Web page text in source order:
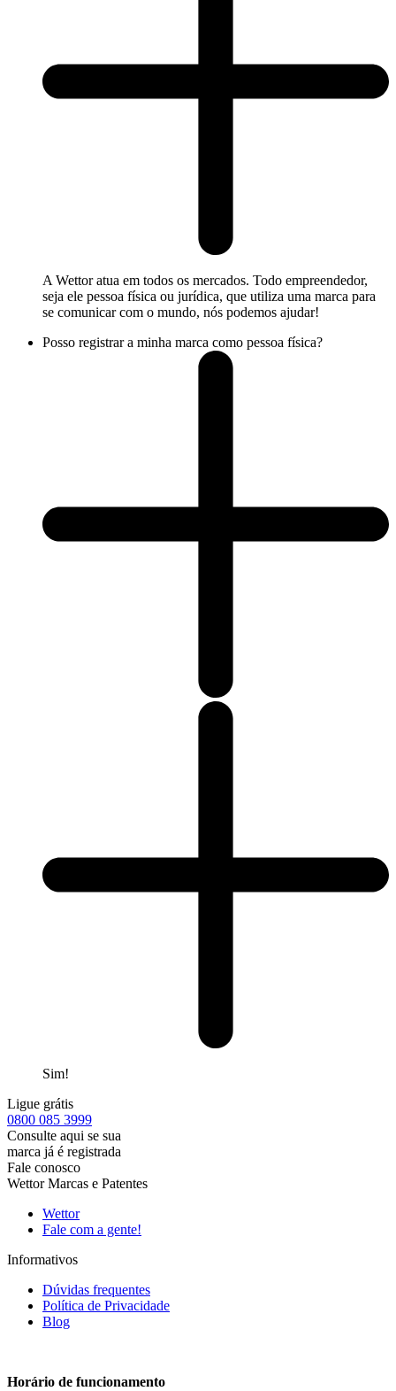
A Wettor atua em todos os mercados. Todo empreendedor,
seja ele pessoa física ou jurídica, que utiliza uma marca para
se comunicar com o mundo, nós podemos ajudar!
Posso registrar a minha marca como pessoa física?
Sim!
Ligue grátis
0800 085 3999
Consulte aqui se sua
marca já é registrada
Fale conosco
Wettor Marcas e Patentes
Wettor
Fale com a gente!
Informativos
Dúvidas frequentes
Política de Privacidade
Blog
Horário de funcionamento